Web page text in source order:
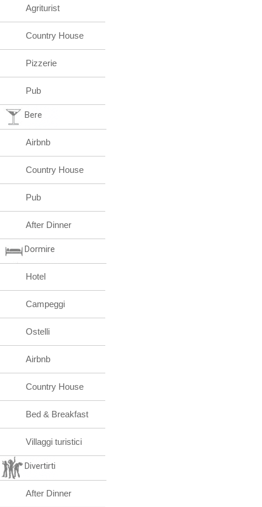
Agriturist
Country House
Pizzerie
Pub
Bere
Airbnb
Country House
Pub
After Dinner
Dormire
Hotel
Campeggi
Ostelli
Airbnb
Country House
Bed & Breakfast
Villaggi turistici
Divertirti
After Dinner